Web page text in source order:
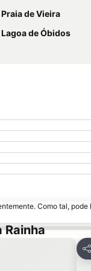
Praia de Vieira
Lagoa de Óbidos
Como tal,
Rainha